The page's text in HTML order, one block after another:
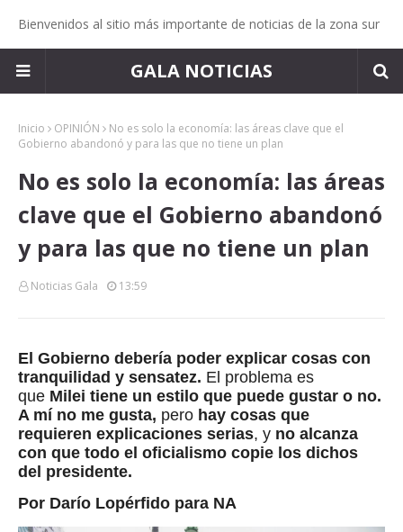
Bienvenidos al sitio más importante de noticias de la zona sur
GALA NOTICIAS
Inicio OPINIÓN
No es solo la economía: las áreas clave que el
Gobierno abandonó y para las que no tiene un plan
No es solo la economía: las áreas
clave que el Gobierno abandonó
y para las que no tiene un plan
Noticias Gala 13:59
El Gobierno debería poder explicar cosas con
tranquilidad y sensatez. El problema es
que Milei tiene un estilo que puede gustar o no.
A mí no me gusta, pero hay cosas que
requieren explicaciones serias, y no alcanza
con que todo el oficialismo copie los dichos
del presidente.
Por Darío Lopérfido para NA